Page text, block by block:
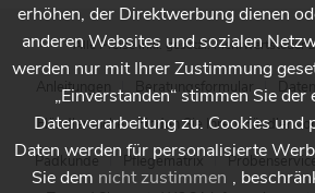
* Alle Preise inkl. gesetzl. Mehrwertsteuer
Anleitungen Beratungsformular
Händlersuche - Finden Sie Ihren Händler
Padkunde
Pflegematrix
erhöhen, der Direktwerbung dienen
anderen Websites und sozialen
werden nur mit Ihrer Zustimmung
„Einverstanden“ stimmen Sie der
Datenverarbeitung zu. Cookies und
Daten werden für personalisierte
Sie dem nicht zustimmen ,